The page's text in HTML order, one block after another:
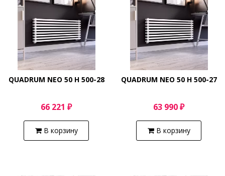
QUADRUM NEO 50 H 500-28
66 221 ₽
В корзину
QUADRUM NEO 50 H 500-27
63 990 ₽
В корзину